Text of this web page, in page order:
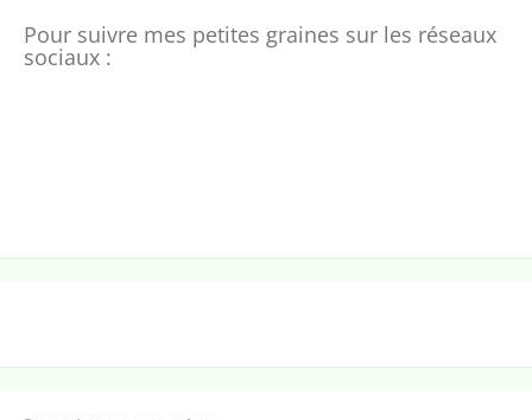
Pour suivre mes petites graines sur les réseaux
sociaux :